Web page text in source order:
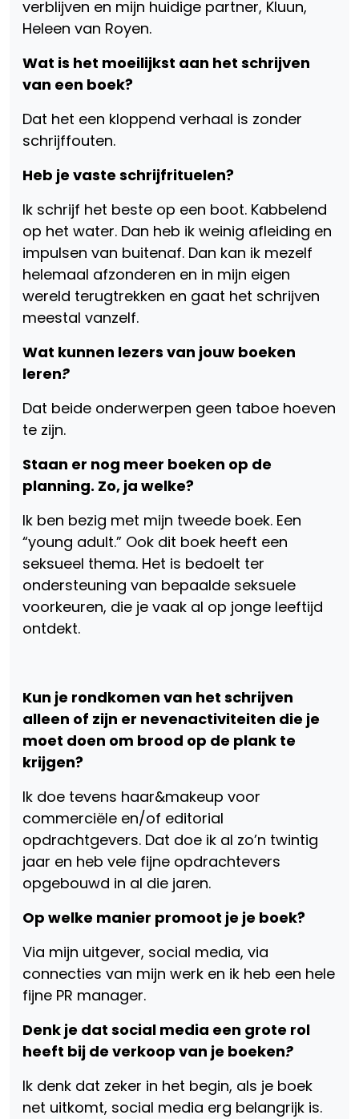
verblijven en mijn huidige partner, Kluun,
Heleen van Royen.
Wat is het moeilijkst aan het schrijven
van een boek?
Dat het een kloppend verhaal is zonder
schrijffouten.
Heb je vaste schrijfrituelen?
Ik schrijf het beste op een boot. Kabbelend
op het water. Dan heb ik weinig afleiding en
impulsen van buitenaf. Dan kan ik mezelf
helemaal afzonderen en in mijn eigen
wereld terugtrekken en gaat het schrijven
meestal vanzelf.
Wat kunnen lezers van jouw boeken
leren?
Dat beide onderwerpen geen taboe hoeven
te zijn.
Staan er nog meer boeken op de
planning. Zo, ja welke?
Ik ben bezig met mijn tweede boek. Een
“young adult.” Ook dit boek heeft een
seksueel thema. Het is bedoelt ter
ondersteuning van bepaalde seksuele
voorkeuren, die je vaak al op jonge leeftijd
ontdekt.
Kun je rondkomen van het schrijven
alleen of zijn er nevenactiviteiten die je
moet doen om brood op de plank te
krijgen?
Ik doe tevens haar&makeup voor
commerciële en/of editorial
opdrachtgevers. Dat doe ik al zo’n twintig
jaar en heb vele fijne opdrachtevers
opgebouwd in al die jaren.
Op welke manier promoot je je boek?
Via mijn uitgever, social media, via
connecties van mijn werk en ik heb een hele
fijne PR manager.
Denk je dat social media een grote rol
heeft bij de verkoop van je boeken?
Ik denk dat zeker in het begin, als je boek
net uitkomt, social media erg belangrijk is.